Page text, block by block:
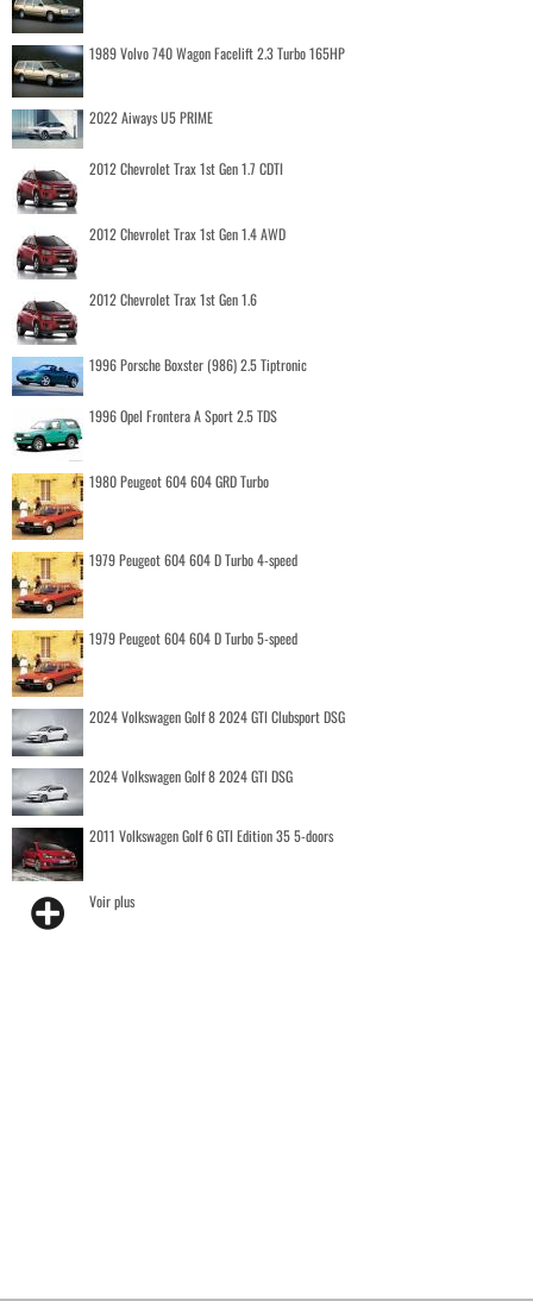
1989 Volvo 740 Wagon Facelift 2.3 Turbo 165HP
2022 Aiways U5 PRIME
2012 Chevrolet Trax 1st Gen 1.7 CDTI
2012 Chevrolet Trax 1st Gen 1.4 AWD
2012 Chevrolet Trax 1st Gen 1.6
1996 Porsche Boxster (986) 2.5 Tiptronic
1996 Opel Frontera A Sport 2.5 TDS
1980 Peugeot 604 604 GRD Turbo
1979 Peugeot 604 604 D Turbo 4-speed
1979 Peugeot 604 604 D Turbo 5-speed
2024 Volkswagen Golf 8 2024 GTI Clubsport DSG
2024 Volkswagen Golf 8 2024 GTI DSG
2011 Volkswagen Golf 6 GTI Edition 35 5-doors
Voir plus